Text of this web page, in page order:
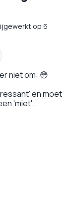
op 6
niet om: 😳
en moet
'miet'.